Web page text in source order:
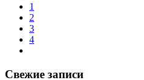
1
2
3
4
Свежие записи